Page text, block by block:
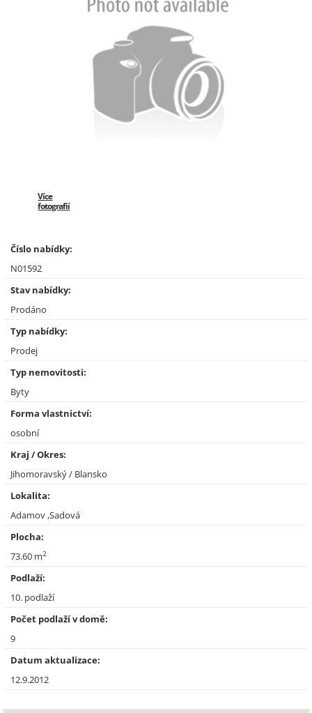
Více
fotografií
Číslo nabídky:
N01592
Stav nabídky:
Prodáno
Typ nabídky:
Prodej
Typ nemovitosti:
Byty
Forma vlastnictví:
osobní
Kraj / Okres:
Jihomoravský / Blansko
Lokalita:
Adamov ,Sadová
Plocha:
73.60 m2
Podlaží:
10. podlaží
Počet podlaží v domě:
9
Datum aktualizace:
12.9.2012